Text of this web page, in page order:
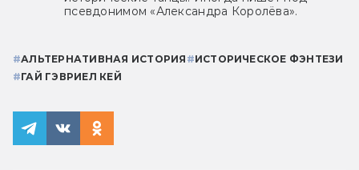
псевдонимом «Александра Королёва».
#АЛЬТЕРНАТИВНАЯ ИСТОРИЯ #ИСТОРИЧЕСКОЕ ФЭНТЕЗИ
#ГАЙ ГЭВРИЕЛ КЕЙ